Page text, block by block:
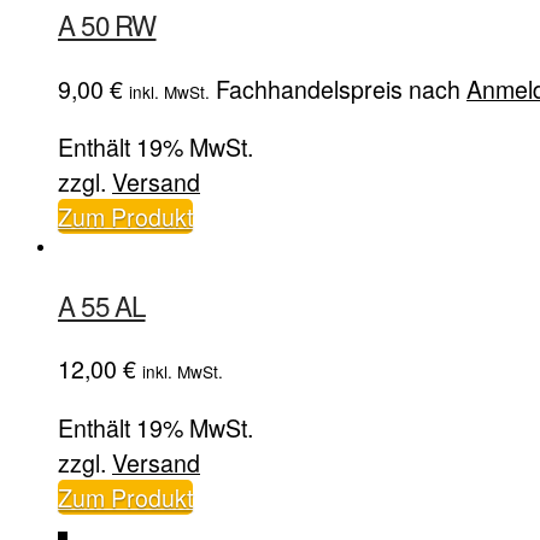
A 50 RW
9,00 € inkl. MwSt. Fachhandelspreis nach
Enthält 19% MwSt.
zzgl. Versand
Zum Produkt
A 55 AL
12,00 € inkl. MwSt.
Enthält 19% MwSt.
zzgl. Versand
Zum Produkt